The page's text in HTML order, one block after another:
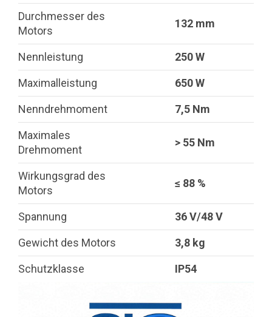
Durchmesser des
Motors
132 mm
Nennleistung 250 W
Maximalleistung 650 W
Nenndrehmoment 7,5 Nm
Maximales
Drehmoment
> 55 Nm
Wirkungsgrad des
Motors
≤ 88 %
Spannung 36 V/48 V
Gewicht des Motors 3,8 kg
Schutzklasse IP54